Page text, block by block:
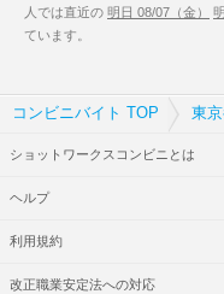
人では直近の 明日 08/07（金）
ています。
コンビニバイト TOP 東
ショットワークスコンビニとは
ヘルプ
利用規約
改正職業安定法への対応